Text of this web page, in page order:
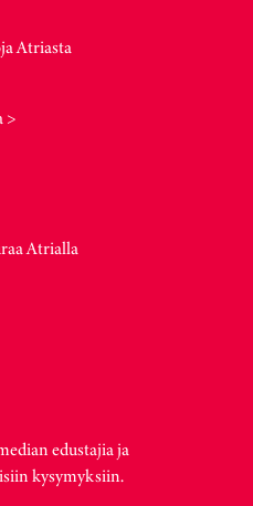
Atriasta
>
Atrialla
edustajia ja
kysymyksiin.